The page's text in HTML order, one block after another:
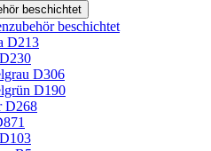
beschichtet
beschichtet
D213
D306
D190
D268